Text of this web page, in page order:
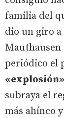
familia del
dio un giro
periódico el
subraya el
más ahínco